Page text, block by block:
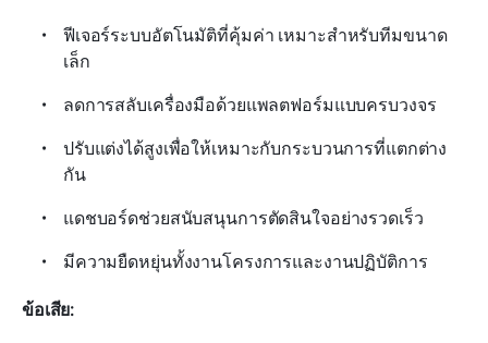
ฟีเจอร์ระบบอัตโนมัติที่คุ้มค่า เหมาะสำหรับทีมขนาด
เล็ก
ลดการสลับเครื่องมือด้วยแพลตฟอร์มแบบครบวงจร
ปรับแต่งได้สูงเพื่อให้เหมาะกับกระบวนการที่แตกต่าง
กัน
แดชบอร์ดช่วยสนับสนุนการตัดสินใจอย่างรวดเร็ว
มีความยืดหยุ่นทั้งงานโครงการและงานปฏิบัติการ
ข้อเสีย: